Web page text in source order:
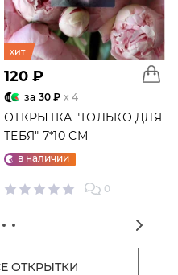
хит
120 ₽
за 30 ₽ x 4
ОТКРЫТКА "ТОЛЬКО ДЛЯ
ТЕБЯ" 7*10 СМ
в наличии
0
ОТКРЫТКИ